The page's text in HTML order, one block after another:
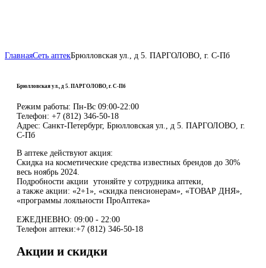
ГлавнаяСеть аптекБрюлловская ул., д 5. ПАРГОЛОВО, г. С-Пб
Брюлловская ул., д 5. ПАРГОЛОВО, г. С-Пб
Режим работы: Пн-Вс 09:00-22:00
Телефон: +7 (812) 346-50-18
Адрес: Санкт-Петербург, Брюлловская ул., д 5. ПАРГОЛОВО, г.
С-Пб
В аптеке действуют акция:
Скидка на косметические средства известных брендов до 30%
весь ноябрь 2024.
Подробности акции утоняйте у сотрудника аптеки,
а также акции: «2+1», «скидка пенсионерам», «ТОВАР ДНЯ»,
«программы лояльности ПроАптека»
ЕЖЕДНЕВНО: 09:00 - 22:00
Телефон аптеки:+7 (812) 346-50-18
Акции и скидки